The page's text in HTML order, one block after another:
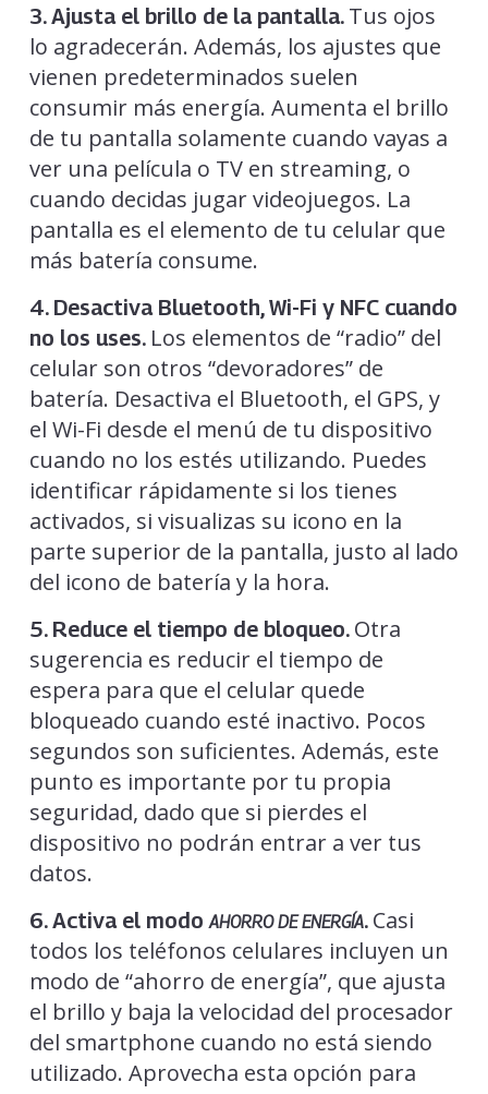
3. Ajusta el brillo de la pantalla. Tus ojos
lo agradecerán. Además, los ajustes que
vienen predeterminados suelen
consumir más energía. Aumenta el brillo
de tu pantalla solamente cuando vayas a
ver una película o TV en streaming, o
cuando decidas jugar videojuegos. La
pantalla es el elemento de tu celular que
más batería consume.
4. Desactiva Bluetooth, Wi-Fi y NFC cuando
no los uses. Los elementos de “radio” del
celular son otros “devoradores” de
batería. Desactiva el Bluetooth, el GPS, y
el Wi-Fi desde el menú de tu dispositivo
cuando no los estés utilizando. Puedes
identificar rápidamente si los tienes
activados, si visualizas su icono en la
parte superior de la pantalla, justo al lado
del icono de batería y la hora.
5. Reduce el tiempo de bloqueo. Otra
sugerencia es reducir el tiempo de
espera para que el celular quede
bloqueado cuando esté inactivo. Pocos
segundos son suficientes. Además, este
punto es importante por tu propia
seguridad, dado que si pierdes el
dispositivo no podrán entrar a ver tus
datos.
6. Activa el modoAHORRO DE ENERGÍA. Casi
todos los teléfonos celulares incluyen un
modo de “ahorro de energía”, que ajusta
el brillo y baja la velocidad del procesador
del smartphone cuando no está siendo
utilizado. Aprovecha esta opción para